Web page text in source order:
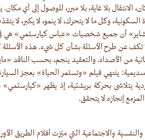
الانتقال بلا غاية، بلا مبرر، للوصول إلى أي
وكل ما لا يتحرك، لا ينمو، لا يكبر، لا
أن جميع شخصيات «عباس كيارستمي» هي
تكف عن طرح الأسئلة بشأن كل شيء. هذه
من الأصداء. والتعقيد ينجم، بحسب الناقد
ينتهي فيلم «وتستمر الحياة» بعجز
يتلاشى بحركة بريشتية، إذ يظهر
إنجازه لا يتحقق.
والاجتماعية التي ميّزت أفلام الطريق